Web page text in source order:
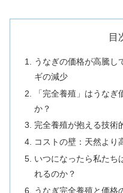
目
うなぎの価格が高騰し
ギの減少
「完全養殖」はうな
か？
完全養殖が抱える技術
コストの壁：天然より
いつになったら私たち
れるのか？
うなぎ完全養殖と価格